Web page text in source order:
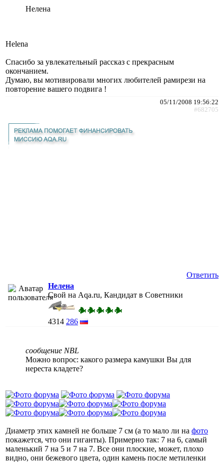
Нелена
Helena
Спасибо за увлекательный рассказ с прекрасным
окончанием.
Думаю, вы мотивировали многих любителей рамирези на
повторение вашего подвига !
05/11/2008 19:56:22
#682705
Ответить
Нелена
Свой на Aqa.ru, Кандидат в Советники
4314 286
сообщение NBL
Можно вопрос: какого размера камушки Вы для
нереста кладете?
Диаметр этих камней не больше 7 см (а то мало ли на фото
покажется, что они гиганты). Примерно так: 7 на 6, самый
маленький 7 на 5 и 7 на 7. Все они плоские, может, плохо
видно, они бежевого цвета, один камень после метиленки